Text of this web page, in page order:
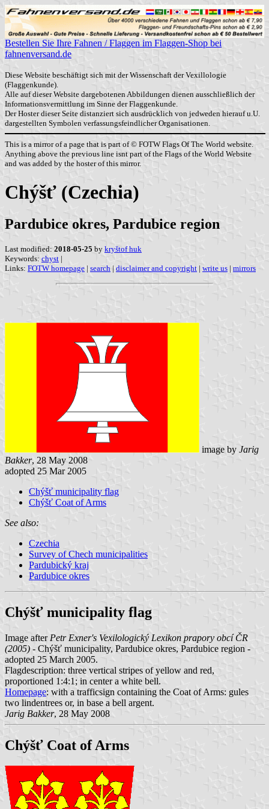
Bestellen Sie Ihre Fahnen / Flaggen im Flaggen-Shop bei
fahnenversand.de
Diese Website beschäftigt sich mit der Wissenschaft der Vexillologie
(Flaggenkunde).
Alle auf dieser Website dargebotenen Abbildungen dienen ausschließlich der
Informationsvermittlung im Sinne der Flaggenkunde.
Der Hoster dieser Seite distanziert sich ausdrücklich von jedweden hierauf u.U.
dargestellten Symbolen verfassungsfeindlicher Organisationen.
This is a mirror of a page that is part of © FOTW Flags Of The World website.
Anything above the previous line isnt part of the Flags of the World Website
and was added by the hoster of this mirror.
Chýšť (Czechia)
Pardubice okres, Pardubice region
Last modified: 2018-05-25 by kryštof huk
Keywords: chyst |
Links: FOTW homepage | search | disclaimer and copyright | write us | mirrors
image by Jarig
Bakker, 28 May 2008
adopted 25 Mar 2005
Chýšť municipality flag
Chýšť Coat of Arms
See also:
Czechia
Survey of Chech municipalities
Pardubický kraj
Pardubice okres
Chýšť municipality flag
Image after Petr Exner's Vexilologický Lexikon prapory obcí ČR
(2005) - Chýšť municipality, Pardubice okres, Pardubice region -
adopted 25 March 2005.
Flagdescription: three vertical stripes of yellow and red,
proportioned 1:4:1; in center a white bell.
Homepage: with a trafficsign containing the Coat of Arms: gules
two lindentrees or, in base a bell argent.
Jarig Bakker, 28 May 2008
Chýšť Coat of Arms